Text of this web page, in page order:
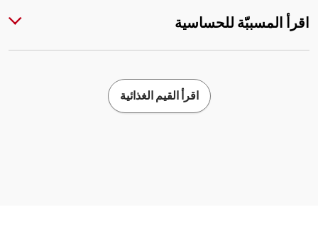
اقرأ المسببّة للحساسية
اقرأ القيم الغذائية